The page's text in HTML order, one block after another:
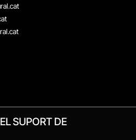
SUPORT DE